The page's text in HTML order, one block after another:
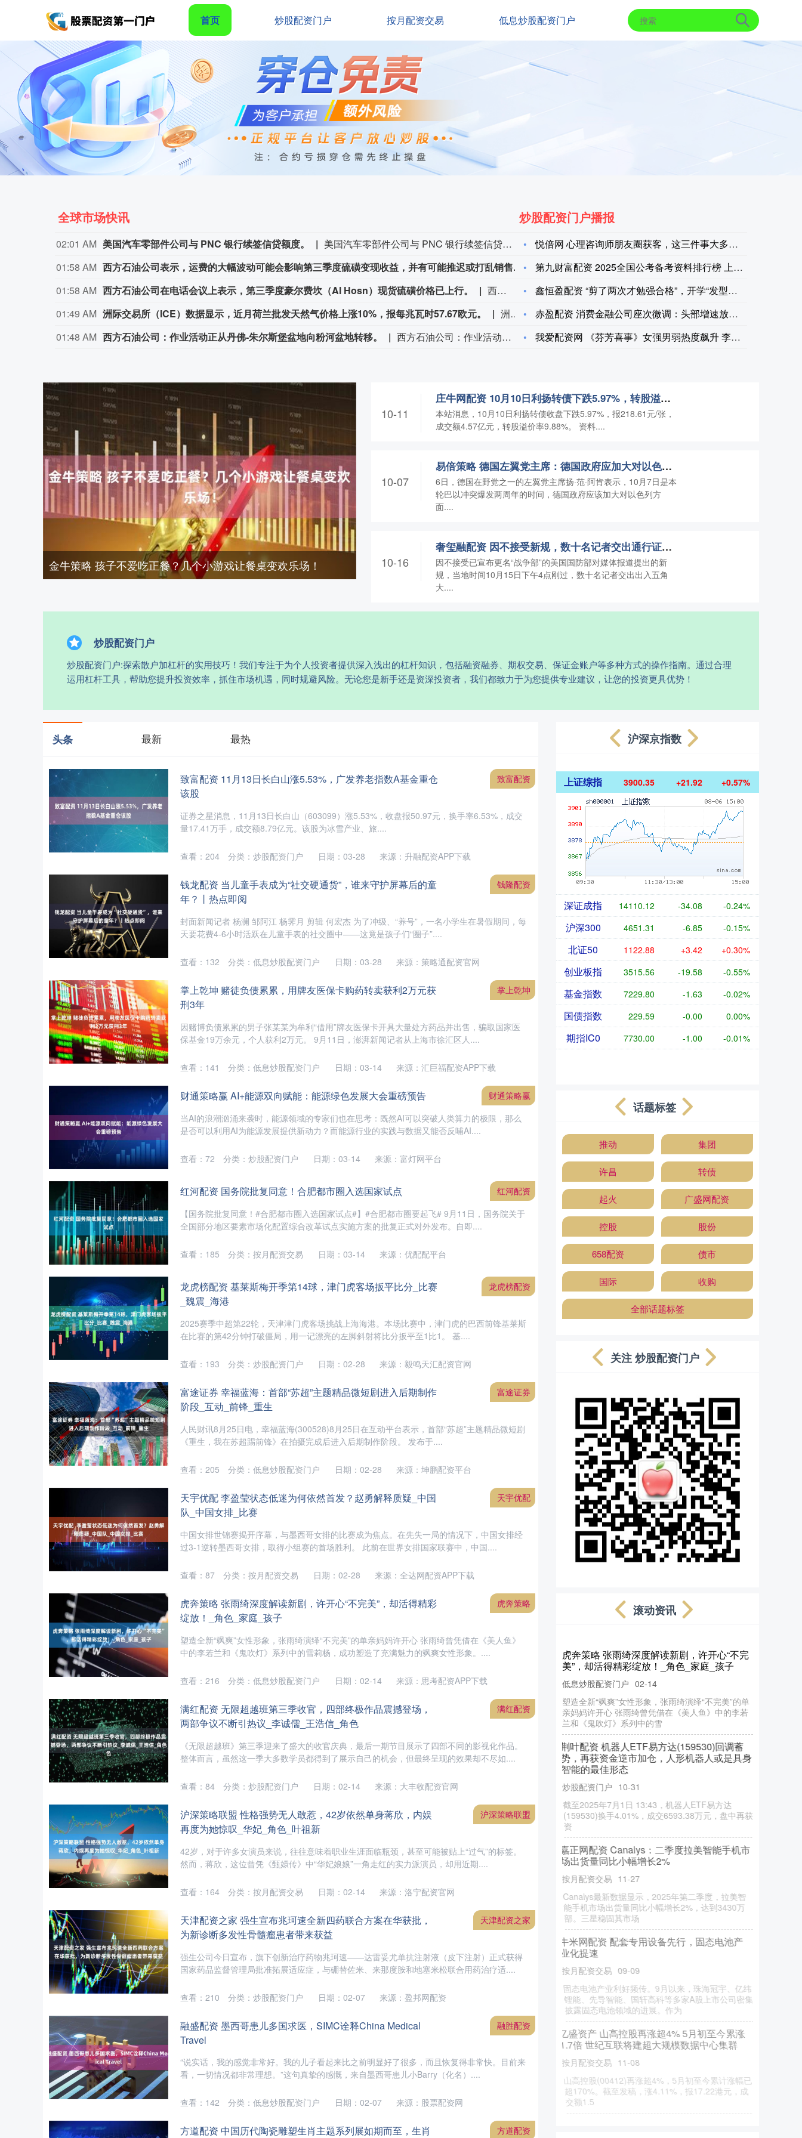
首页 炒股配资门户 按月配资交易 低息炒股配资门户
全球市场快讯
02:01 AM 美国汽车零部件公司与 PNC 银行续签信贷额度。
美国汽车零部件公司与 PNC 银行续签信贷额度。
01:58 AM
西方石油公司表示，运费的大幅波动可能会影响第三季度硫磺变现收益，并有可能推迟或打乱销售计划。
西方石油公司表示，运费的大幅波动可能会影响第三季度硫磺
01:58 AM 西方石油公司在电话会议上表示，第三季度豪尔费坎（Al Hosn）现货硫磺价格已上行。
西方石油公司在电话会议上表示，第三季度豪尔费坎（Al Hosn）现货硫磺价格已上行。
01:49 AM 洲际交易所（ICE）数据显示，近月荷兰批发天然气价格上涨10%，报每兆瓦时57.67欧元。
洲际交易所（ICE）数据显示，近月荷兰批发天然气价格上涨10%，报每兆瓦时57.67欧元。
01:48 AM 西方石油公司：作业活动正从丹佛‑朱尔斯堡盆地向粉河盆地转移。 西方石油公司：作业活动正从丹佛‑朱尔斯堡盆地向粉河盆地转移。
炒股配资门户播报
悦倍网 心理咨询师朋友圈获客，这三件事大多数人做错了
第九财富配资 2025全国公考备考资料排行榜 上岸熊三色笔记
鑫恒盈配资 “剪了两次才勉强合格”，开学“发型令”引争议 专
赤盈配资 消费金融公司座次微调：头部增速放缓 “后浪”借势崛
我爱配资网 《芬芳喜事》女强男弱热度飙升 李嘉琦演绎爆笑传奇
金牛策略 孩子不爱吃正餐？几个小游戏让餐桌变欢乐场！
庄牛网配资 10月10日利扬转债下跌5.97%，转股溢价率9.88%
本站消息，10月10日利扬转债收盘下跌5.97%，报218.61元/张，
成交额4.57亿元，转股溢价率9.88%。 资料....
10-11
易倍策略 德国左翼党主席：德国政府应加大对以色列施压
6日，德国在野党之一的左翼党主席扬·范·阿肯表示，10月7日是本
轮巴以冲突爆发两周年的时间，德国政府应该加大对以色列方
面....
10-07
奢玺融配资 因不接受新规，数十名记者交出通行证离开五角大楼
因不接受已宣布更名“战争部”的美国国防部对媒体报道提出的新
规，当地时间10月15日下午4点刚过，数十名记者交出出入五角
大....
10-16
炒股配资门户
炒股配资门户:探索散户加杠杆的实用技巧！我们专注于为个人投资者提供深入浅出的杠杆知识，包括融资融券、期权交易、保证金账户等多种方式的操作指南。通过合理
运用杠杆工具，帮助您提升投资效率，抓住市场机遇，同时规避风险。无论您是新手还是资深投资者，我们都致力于为您提供专业建议，让您的投资更具优势！
头条 最新 最热
致富配资 11月13日长白山涨5.53%，广发养老指数A基金重仓
该股
证券之星消息，11月13日长白山（603099）涨5.53%，收盘报50.97元，换手率6.53%，成交
量17.41万手，成交额8.79亿元。该股为冰雪产业、旅....
致富配资
日期：03-28 来源：升融配资APP下载
查看： 204 分类： 炒股配资门户
钱龙配资 当儿童手表成为“社交硬通货”，谁来守护屏幕后的童
年？丨热点即阅
封面新闻记者 杨澜 邹阿江 杨霁月 剪辑 何宏杰 为了冲级、“养号”，一名小学生在暑假期间，每
天要花费4-6小时活跃在儿童手表的社交圈中——这竟是孩子们“圈子”....
钱隆配资
日期：03-28 来源：策略通配资官网
查看： 132 分类： 低息炒股配资门户
掌上乾坤 赌徒负债累累，用牌友医保卡购药转卖获利2万元获
刑3年
因赌博负债累累的男子张某某为牟利“借用”牌友医保卡开具大量处方药品并出售，骗取国家医
保基金19万余元，个人获利2万元。 9月11日，澎湃新闻记者从上海市徐汇区人....
掌上乾坤
日期：03-14 来源：汇巨福配资APP下载
查看： 141 分类： 低息炒股配资门户
财通策略赢 AI+能源双向赋能：能源绿色发展大会重磅预告
当AI的浪潮汹涌来袭时，能源领域的专家们也在思考：既然AI可以突破人类算力的极限，那么
是否可以利用AI为能源发展提供新动力？而能源行业的实践与数据又能否反哺AI....
财通策略赢
日期：03-14 来源：富灯网平台
查看： 72 分类： 炒股配资门户
红河配资 国务院批复同意！合肥都市圈入选国家试点
【国务院批复同意！#合肥都市圈入选国家试点#】#合肥都市圈要起飞# 9月11日，国务院关于
全国部分地区要素市场化配置综合改革试点实施方案的批复正式对外发布。自即....
红河配资
日期：03-14 来源：优配配平台
查看： 185 分类： 按月配资交易
龙虎榜配资 基莱斯梅开季第14球，津门虎客场扳平比分_比赛
_魏震_海港
2025赛季中超第22轮，天津津门虎客场挑战上海海港。本场比赛中，津门虎的巴西前锋基莱斯
在比赛的第42分钟打破僵局，用一记漂亮的左脚斜射将比分扳平至1比1。 基....
龙虎榜配资
日期：02-28 来源：毅鸣天汇配资官网
查看： 193 分类： 炒股配资门户
富途证券 幸福蓝海：首部“苏超”主题精品微短剧进入后期制作
阶段_互动_前锋_重生
人民财讯8月25日电，幸福蓝海(300528)8月25日在互动平台表示，首部“苏超”主题精品微短剧
《重生，我在苏超踢前锋》在拍摄完成后进入后期制作阶段。 发布于....
富途证券
日期：02-28 来源：坤鹏配资平台
查看： 205 分类： 低息炒股配资门户
天宇优配 李盈莹状态低迷为何依然首发？赵勇解释质疑_中国
队_中国女排_比赛
中国女排世锦赛揭开序幕，与墨西哥女排的比赛成为焦点。在先失一局的情况下，中国女排经
过3-1逆转墨西哥女排，取得小组赛的首场胜利。 此前在世界女排国家联赛中，中国....
天宇优配
日期：02-28 来源：全达网配资APP下载
查看： 87 分类： 按月配资交易
虎奔策略 张雨绮深度解读新剧，许开心“不完美”，却活得精彩
绽放！_角色_家庭_孩子
塑造全新“飒爽”女性形象，张雨绮演绎“不完美”的单亲妈妈许开心 张雨绮曾凭借在《美人鱼》
中的李若兰和《鬼吹灯》系列中的雪莉杨，成功塑造了充满魅力的飒爽女性形象。....
虎奔策略
日期：02-14 来源：思考配资APP下载
查看： 216 分类： 低息炒股配资门户
满红配资 无限超越班第三季收官，四部终极作品震撼登场，
两部争议不断引热议_李诚儒_王浩信_角色
《无限超越班》第三季迎来了盛大的收官庆典，最后一期节目展示了四部不同的影视化作品。
整体而言，虽然这一季大多数学员都得到了展示自己的机会，但最终呈现的效果却不尽如....
满红配资
日期：02-14 来源：大丰收配资官网
查看： 84 分类： 炒股配资门户
沪深策略联盟 性格强势无人敢惹，42岁依然单身蒋欣，内娱
再度为她惊叹_华妃_角色_叶祖新
42岁，对于许多女演员来说，往往意味着职业生涯面临瓶颈，甚至可能被贴上“过气”的标签。
然而，蒋欣，这位曾凭《甄嬛传》中“华妃娘娘”一角走红的实力派演员，却用近期....
沪深策略联盟
日期：02-14 来源：洛宁配资官网
查看： 164 分类： 按月配资交易
天津配资之家 强生宣布兆珂速全新四药联合方案在华获批，
为新诊断多发性骨髓瘤患者带来获益
强生公司今日宣布，旗下创新治疗药物兆珂速——达雷妥尤单抗注射液（皮下注射）正式获得
国家药品监督管理局批准拓展适应症，与硼替佐米、来那度胺和地塞米松联合用药治疗适....
天津配资之家
日期：02-07 来源：盈邦网配资
查看： 210 分类： 炒股配资门户
融盛配资 墨西哥患儿多国求医，SIMC诠释China Medical
Travel
“说实话，我的感觉非常好。我的儿子看起来比之前明显好了很多，而且恢复得非常快。目前来
看，一切情况都非常理想。”这句真挚的感慨，来自墨西哥患儿小Barry（化名）....
融胜配资
日期：02-07 来源：股票配资网
查看： 142 分类： 低息炒股配资门户
方道配资 中国历代陶瓷雕塑生肖主题系列展如期而至，生肖 方道配资
沪深京指数
上证综指 3900.35 +21.92 +0.57%
深证成指 14110.12 -34.08 -0.24%
沪深300 4651.31 -6.85 -0.15%
北证50 1122.88 +3.42 +0.30%
创业板指 3515.56 -19.58 -0.55%
基金指数 7229.80 -1.63 -0.02%
国债指数 229.59 -0.00 0.00%
期指IC0 7730.00 -1.00 -0.01%
话题标签
推动 集团
许昌 转债
起火 广盛网配资
控股 股份
658配资 债市
国际 收购
全部话题标签
关注 炒股配资门户
滚动资讯
虎奔策略 张雨绮深度解读新剧，许开心“不完
美”，却活得精彩绽放！_角色_家庭_孩子
低息炒股配资门户 02-14
塑造全新“飒爽”女性形象，张雨绮演绎“不完美”的单
亲妈妈许开心 张雨绮曾凭借在《美人鱼》中的李若
兰和《鬼吹灯》系列中的雪
荆叶配资 机器人ETF易方达(159530)回调蓄
势，再获资金逆市加仓，人形机器人或是具身
智能的最佳形态
炒股配资门户 10-31
截至2025年7月1日 13:43，机器人ETF易方达
(159530)换手4.01%，成交6593.38万元，盘中再获
资
嘉正网配资 Canalys：二季度拉美智能手机市
场出货量同比小幅增长2%
按月配资交易 11-27
Canalys最新数据显示，2025年第二季度，拉美智
能手机市场出货量同比小幅增长2%，达到3430万
部。三星稳固其市场
牛米网配资 配套专用设备先行，固态电池产
业化提速
按月配资交易 09-09
固态电池产业利好频传。9月以来，珠海冠宇、亿纬
锂能、先导智能、国轩高科等多家A股上市公司密集
披露固态电池领域的进展。作为
亿盛资产 山高控股再涨超4% 5月初至今累涨
1.7倍 世纪互联将建超大规模数据中心集群
按月配资交易 11-08
山高控股(00412)再涨超4%，5月初至今累计涨幅已
超170%。截至发稿，涨4.11%，报17.22港元，成
交额1.5